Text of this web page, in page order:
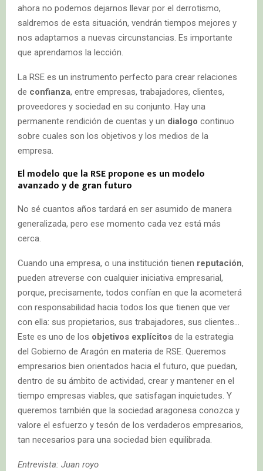
ahora no podemos dejarnos llevar por el derrotismo,
saldremos de esta situación, vendrán tiempos mejores y
nos adaptamos a nuevas circunstancias. Es importante
que aprendamos la lección.
La RSE es un instrumento perfecto para crear relaciones
de confianza, entre empresas, trabajadores, clientes,
proveedores y sociedad en su conjunto. Hay una
permanente rendición de cuentas y un dialogo continuo
sobre cuales son los objetivos y los medios de la
empresa.
El modelo que la RSE propone es un modelo
avanzado y de gran futuro
No sé cuantos años tardará en ser asumido de manera
generalizada, pero ese momento cada vez está más
cerca.
Cuando una empresa, o una institución tienen reputación,
pueden atreverse con cualquier iniciativa empresarial,
porque, precisamente, todos confían en que la acometerá
con responsabilidad hacia todos los que tienen que ver
con ella: sus propietarios, sus trabajadores, sus clientes…
Este es uno de los objetivos explícitos de la estrategia
del Gobierno de Aragón en materia de RSE. Queremos
empresarios bien orientados hacia el futuro, que puedan,
dentro de su ámbito de actividad, crear y mantener en el
tiempo empresas viables, que satisfagan inquietudes. Y
queremos también que la sociedad aragonesa conozca y
valore el esfuerzo y tesón de los verdaderos empresarios,
tan necesarios para una sociedad bien equilibrada.
Entrevista: Juan royo